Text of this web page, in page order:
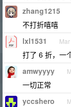
zhang1215
不打折嘻嘻
lxl1531
打了 6 折，一
amwyyyy
一切正常
yccshero